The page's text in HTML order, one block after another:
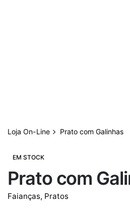
Loja On-Line Prato com Galinhas
EM STOCK
Prato com
Faianças, Pratos